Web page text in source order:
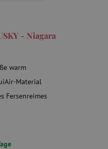
- Niagara
warm
Material
Fersenreimes